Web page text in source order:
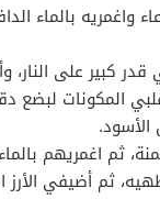
واغمريه بالماء
كبير على النار،
المكونات لبضع
الأسود.
ثم اغمريهم
ثم أضيفي الأرز